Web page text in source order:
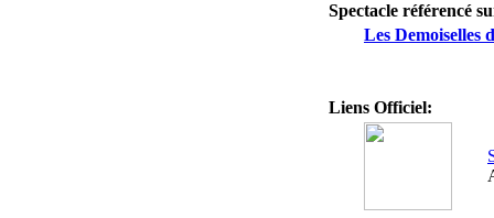
Spectacle référencé
Les Demoiselles
Liens Officiel: